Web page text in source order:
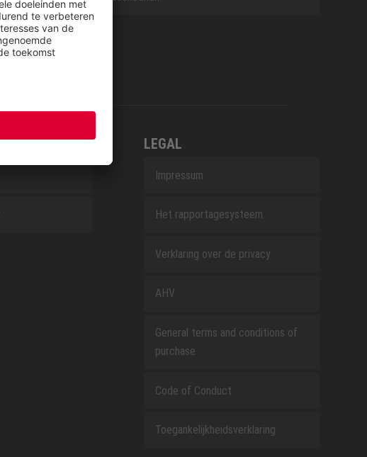
LEGAL
Impressum
Het rapportagesysteem
Verklaring over de privacy
AHV
General terms and conditions of
purchase
Code of Conduct
Toegankelijkheidsverklaring